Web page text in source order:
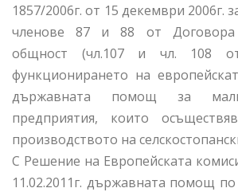
1857/2006г. от 15 декември 2006г.
членове 87 и 88 от Договора
общност (чл.107 и чл. 108
функционирането на
държавната помощ за
предприятия, които
производството на
С Решение на Европейската
11.02.2011г. държавната помощ по